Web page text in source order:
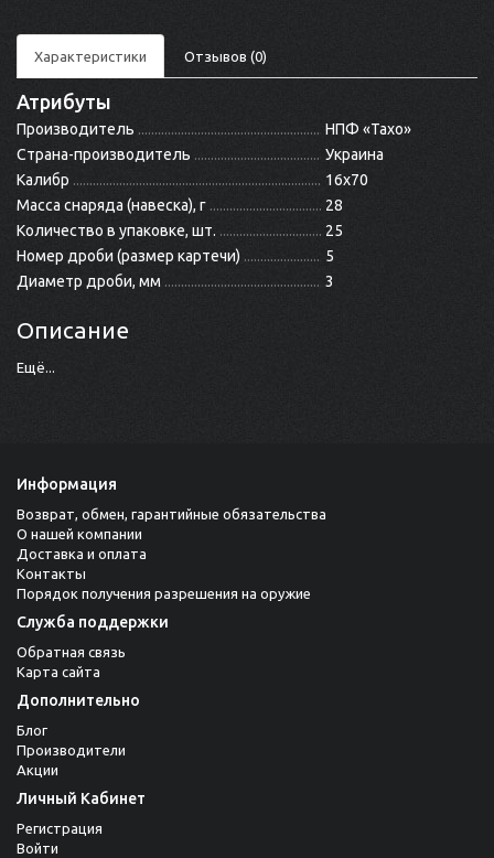
Характеристики Отзывов (0)
Атрибуты
Производитель
НПФ «Тахо»
Страна-производитель
Украина
Калибр
16x70
Масса снаряда (навеска), г
28
Количество в упаковке, шт.
25
Номер дроби (размер картечи)
5
Диаметр дроби, мм
3
Описание
Ещё...
Информация
Возврат, обмен, гарантийные обязательства
О нашей компании
Доставка и оплата
Контакты
Порядок получения разрешения на оружие
Служба поддержки
Обратная связь
Карта сайта
Дополнительно
Блог
Производители
Акции
Личный Кабинет
Регистрация
Войти